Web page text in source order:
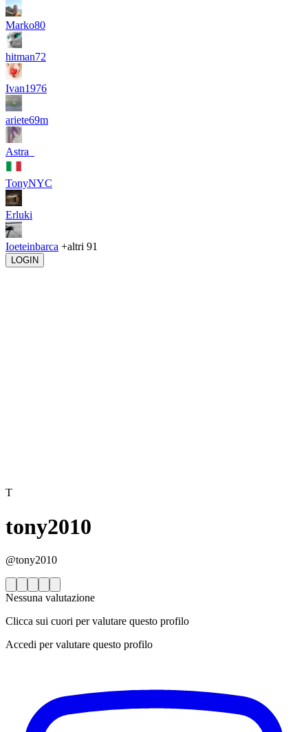
Marko80
hitman72
Ivan1976
ariete69m
Astra_
TonyNYC
Erluki
Ioeteinbarca +altri 91
LOGIN
T
tony2010
@tony2010
Nessuna valutazione
Clicca sui cuori per valutare questo profilo
Accedi per valutare questo profilo